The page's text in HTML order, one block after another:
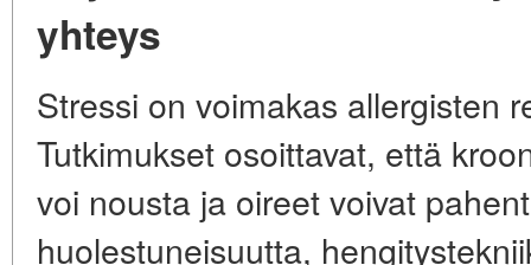
yhteys
Stressi on voimakas allergisten
Tutkimukset osoittavat, että
voi nousta ja oireet voivat
huolestuneisuutta,